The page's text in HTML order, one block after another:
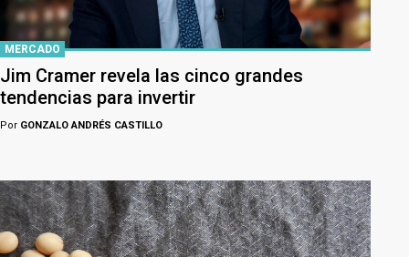
MERCADO
Jim Cramer revela las cinco grandes
tendencias para invertir
Por GONZALO ANDRÉS CASTILLO